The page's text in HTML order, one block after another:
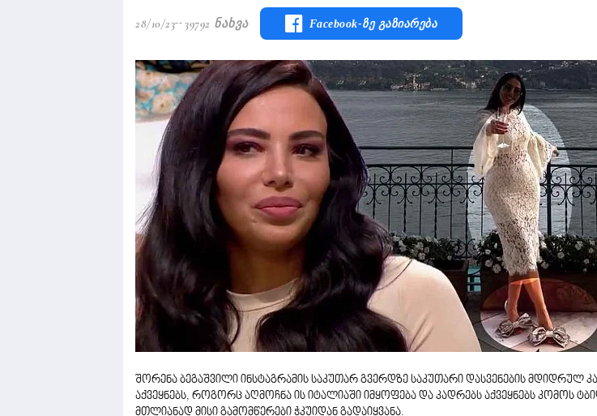
28/10/23 39792 Ნახვა Facebook-Ზე Გაზიარება
შორენა ბეგაშვილი ინსტაგრამის საკუთარ გვერდზე საკუთარი დასვენების მდიდრულ
აქვეყნებს, როგორც აღმოჩნა ის იტალიაში იმყოფება და კადრებს აქვეყნებს კომოს
მთლიანად მისი გამომწერები ჭკუიდან გადაიყვანა.